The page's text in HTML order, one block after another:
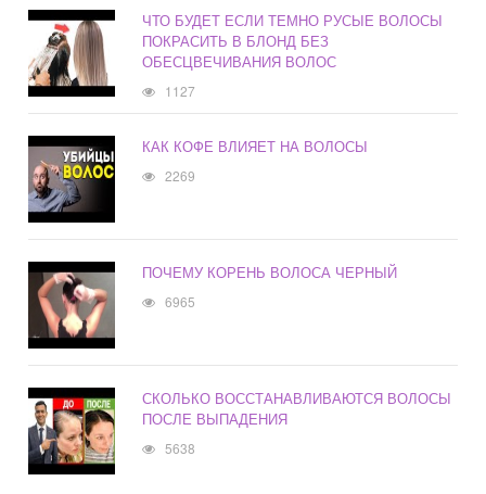
ЧТО БУДЕТ ЕСЛИ ТЕМНО РУСЫЕ ВОЛОСЫ
ПОКРАСИТЬ В БЛОНД БЕЗ
ОБЕСЦВЕЧИВАНИЯ ВОЛОС
1127
КАК КОФЕ ВЛИЯЕТ НА ВОЛОСЫ
2269
ПОЧЕМУ КОРЕНЬ ВОЛОСА ЧЕРНЫЙ
6965
СКОЛЬКО ВОССТАНАВЛИВАЮТСЯ ВОЛОСЫ
ПОСЛЕ ВЫПАДЕНИЯ
5638